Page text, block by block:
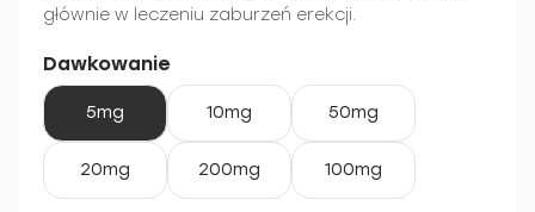
głównie w leczeniu zaburzeń erekcji.
Dawkowanie
5mg 10mg 50mg
20mg 200mg 100mg